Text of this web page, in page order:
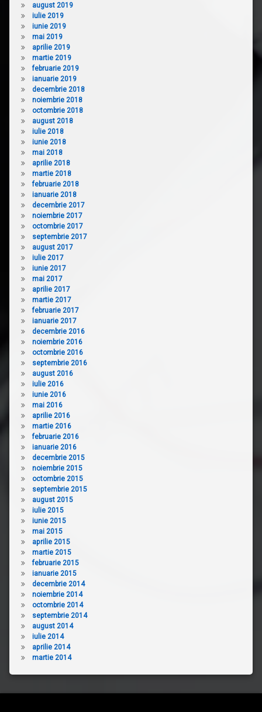
august 2019
iulie 2019
iunie 2019
mai 2019
aprilie 2019
martie 2019
februarie 2019
ianuarie 2019
decembrie 2018
noiembrie 2018
octombrie 2018
august 2018
iulie 2018
iunie 2018
mai 2018
aprilie 2018
martie 2018
februarie 2018
ianuarie 2018
decembrie 2017
noiembrie 2017
octombrie 2017
septembrie 2017
august 2017
iulie 2017
iunie 2017
mai 2017
aprilie 2017
martie 2017
februarie 2017
ianuarie 2017
decembrie 2016
noiembrie 2016
octombrie 2016
septembrie 2016
august 2016
iulie 2016
iunie 2016
mai 2016
aprilie 2016
martie 2016
februarie 2016
ianuarie 2016
decembrie 2015
noiembrie 2015
octombrie 2015
septembrie 2015
august 2015
iulie 2015
iunie 2015
mai 2015
aprilie 2015
martie 2015
februarie 2015
ianuarie 2015
decembrie 2014
noiembrie 2014
octombrie 2014
septembrie 2014
august 2014
iulie 2014
aprilie 2014
martie 2014